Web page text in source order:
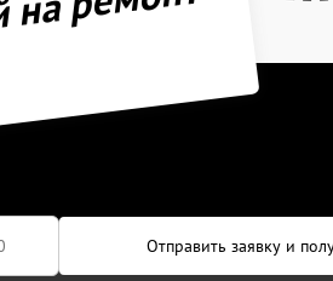
Отправить заявку и